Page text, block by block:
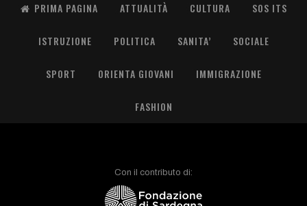
PRIMA PAGINA ATTUALITÀ CULTURA SOS ITS
ISTRUZIONE POLITICA SANITA’ SOCIALE
SPORT ORIENTA GIOVANI IMMIGRAZIONE
FASHION
Con il contributo di: